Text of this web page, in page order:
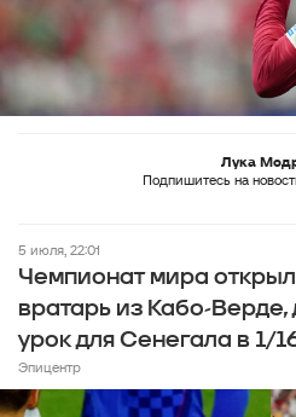
Лука
Подпишитесь на
5 июля, 22:01
Чемпионат мира
вратарь из Кабо-
урок для Сенегала в 1/
Эпицентр